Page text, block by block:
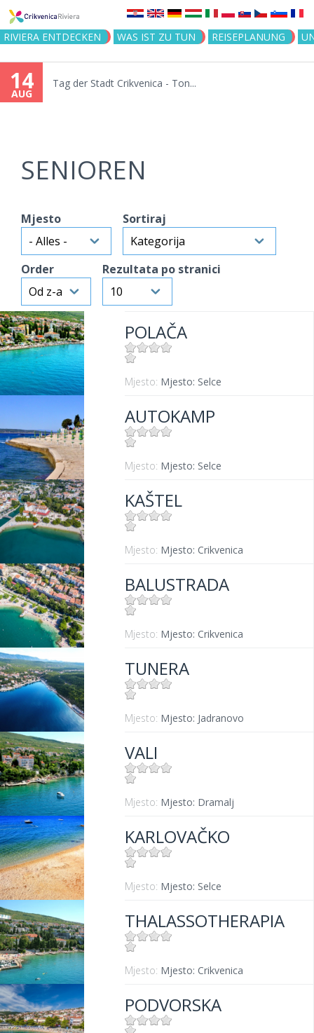
Jump to navigation
RIVIERA ENTDECKEN WAS IST ZU TUN REISEPLANUNG
14
AUG
Tag der Stadt Crikvenica - Ton...
SENIOREN
Mjesto Sortiraj
Order Rezultata po stranici
POLAČA
Mjesto: Mjesto: Selce
AUTOKAMP
Mjesto: Mjesto: Selce
KAŠTEL
Mjesto: Mjesto: Crikvenica
BALUSTRADA
Mjesto: Mjesto: Crikvenica
TUNERA
Mjesto: Mjesto: Jadranovo
VALI
Mjesto: Mjesto: Dramalj
KARLOVAČKO
Mjesto: Mjesto: Selce
THALASSOTHERAPIA
Mjesto: Mjesto: Crikvenica
PODVORSKA